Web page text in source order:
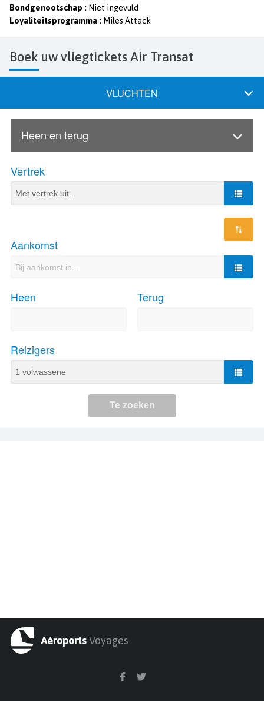
Bondgenootschap : Niet ingevuld
Loyaliteitsprogramma : Miles Attack
Boek uw vliegtickets Air Transat
AéroportsVoyages